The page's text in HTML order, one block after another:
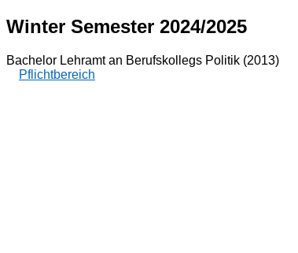
Winter Semester 2024/2025
Bachelor Lehramt an Berufskollegs Politik (2013)
Pflichtbereich